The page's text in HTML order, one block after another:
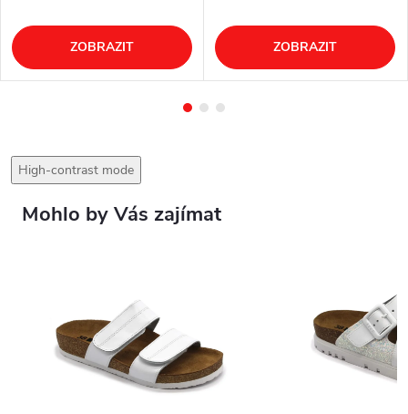
ZOBRAZIT ZOBRAZIT
High-contrast mode
Mohlo by Vás zajímat